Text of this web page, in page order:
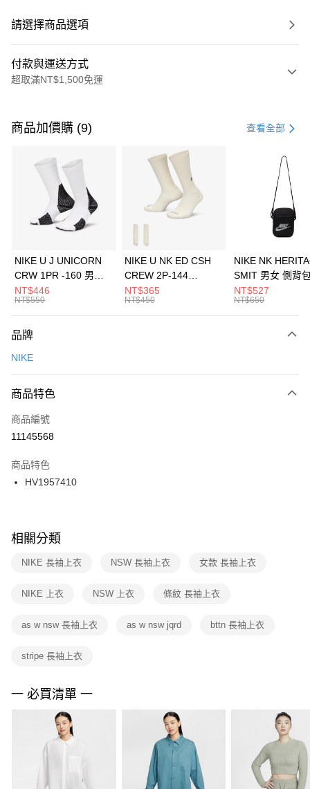
請選擇商品選項
付款與運送方式
超取滿NT$1,500免運
信用卡一次付款
3 期 0 利率 每期 21家銀行
合作金庫商業銀行
第一商業銀行
華南商業銀行
彰化商業銀行
上海商業儲蓄銀行
元大商業銀行
台灣樂天信用卡公司
Apple Pay
全盈+PAY
AFTEE先享後付
【關於「AFTEE先享後付」】
便利好安心！
３．安心：先確認商品／服務後，再付款。
【「AFTEE先享後付」結帳流程】
１．於結帳方式選擇「AFTEE先享後付」後，將跳轉至「AFTEE先享後付」
２．訂單成立數日內，您將收到繳費通知簡訊。
３．收到繳費通知簡訊後14天內，點擊此簡訊中的連結，可透過四大超商／
ATM／網路銀行／等多元方式進行付款，方視為交易完成。
※ 交易是否成功請以「AFTEE先享後付 」之結帳頁面顯示為準，若有關於
是否繳費成功／繳費後需取消欲退款等相關疑問，請聯繫「AFTEE先享後付
客戶支援中心」https://netprotections.freshdesk.com/support/home
１．透過由恩沛科技股份有限公司提供之「AFTEE先享後付」服務完成之交
權轉讓予恩沛科技股份有限公司。
３．未成年的使用者請事先徵得法定代理人或監護人之同意方可使用
４．使用「AFTEE先享後付」時，將依據個別帳號之用戶狀況，依本公司即
請求用戶進行身份認證。
５．嚴禁一人註冊多個帳號或使用他人資訊註冊。若發現惡意使用之情形，
恩沛科技股份有限公司將有權停止該用戶之使用額度並採取法律行動。
運送方式
每筆NT$100，滿NT$1,500(含以上)免運費
宅配
每筆NT$100，滿NT$1,500(含以上)免運費
付款後門市自取
每筆NT$100，滿NT$1,500(含以上)免運費
商品加價購 (9) 查看全部
NIKE U J UNICORN
CRW 1PR -160 男女
中統襪 FZ3393100
NT$446
NT$550
NIKE U NK ED CSH
CREW 2P-144
EMBRDY 男女 短統襪
FZ3073133
NT$365
NT$450
NIKE NK
SMIT 男女 側背
BA5871010
NT$527
NT$650
品牌
NIKE
商品特色
商品編號
11145568
商品特色
HV1957410
相關分類
NIKE 長袖上衣 NSW 長袖上衣 女款 長袖上衣
NIKE 上衣 NSW 上衣 條紋 長袖上衣
as w nsw 長袖上衣 as w nsw jqrd bttn 長袖上衣
stripe 長袖上衣
一 必買清單 一